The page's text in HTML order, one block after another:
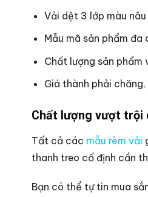
Vải dệt 3 lớp màu
Mẫu mã sản phẩm đa
Chất lượng sản phẩm
Giá thành phải
Chất lượng vượt trội
Tất cả các mẫu rèm vải
thanh treo cố định cần
Bạn có thể tự tin mua